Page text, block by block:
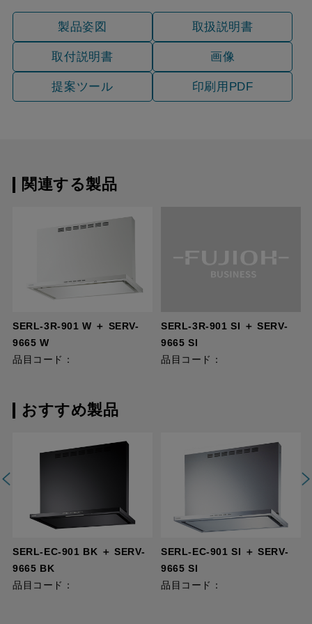
製品姿図 取扱説明書
取付説明書 画像
提案ツール 印刷用PDF
関連する製品
SERL-3R-901 W ＋ SERV-
9665 W
品目コード：
SERL-3R-901 SI ＋ SERV-
9665 SI
品目コード：
おすすめ製品
SERL-EC-901 BK ＋ SERV-
9665 BK
品目コード：
SERL-EC-901 SI ＋ SERV-
9665 SI
品目コード：